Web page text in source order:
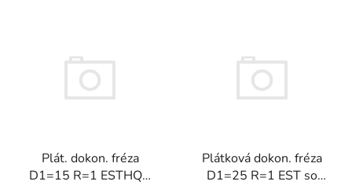
Plát. dokon. fréza
D1=15 R=1 ESTHQC
Plátková dokon. fréza
D1=25 R=1 EST so